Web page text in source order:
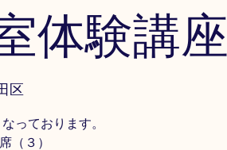
体験講座
区
っております。
３）